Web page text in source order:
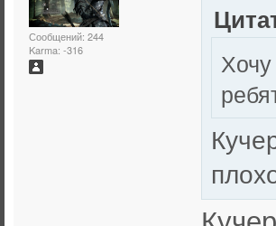
Сообщений: 244
Karma: -316